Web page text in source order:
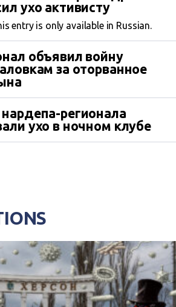
ухо активисту
entry is only available in Russian.
объявил войну
за оторванное
регионала
ухо в ночном клубе